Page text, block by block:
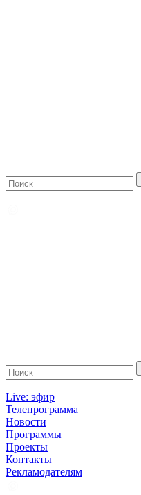
Live: эфир
Телепрограмма
Новости
Программы
Проекты
Контакты
Рекламодателям